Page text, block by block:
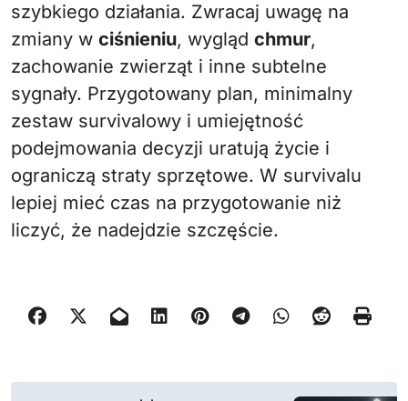
szybkiego działania. Zwracaj uwagę na
zmiany w ciśnieniu, wygląd chmur,
zachowanie zwierząt i inne subtelne
sygnały. Przygotowany plan, minimalny
zestaw survivalowy i umiejętność
podejmowania decyzji uratują życie i
ograniczą straty sprzętowe. W survivalu
lepiej mieć czas na przygotowanie niż
liczyć, że nadejdzie szczęście.